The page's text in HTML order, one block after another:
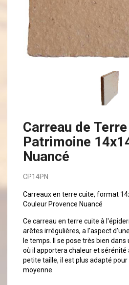
Carreau de
Patrimoine
Nuancé
CP14PN
Carreaux en terre cuite, format
Couleur Provence Nuancé
Ce carreau en terre cuite à
arêtes irrégulières, a l'aspect
le temps. Il se pose très bien
où il apportera chaleur et sérénité
petite taille, il est plus adapté
moyenne.